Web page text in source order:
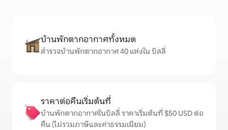
บ้านพักตากอากาศทั้งหมด
สำรวจบ้านพักตากอากาศ 40 แห่งใน บิลลี่
ราคาต่อคืนเริ่มต้นที่
บ้านพักตากอากาศในบิลลี่ ราคาเริ่มต้นที่ $50 USD ต่อ
คืน (ไม่รวมภาษีและค่าธรรมเนียม)